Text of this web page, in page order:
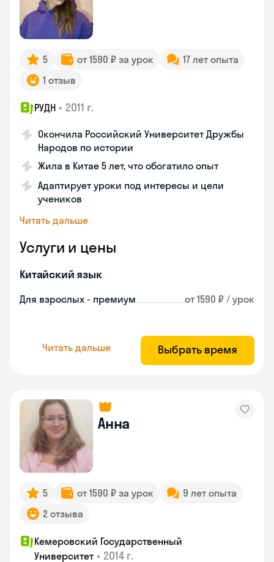
5 от 1590 ₽ за урок
17 лет опыта
1 отзыв
РУДН • 2011 г.
Окончила Российский Университет Дружбы
Народов по истории
Жила в Китае 5 лет, что обогатило опыт
Адаптирует уроки под интересы и цели
учеников
Читать дальше
Услуги и цены
Китайский язык
Для взрослых - премиум от 1590 ₽ / урок
Читать дальше Выбрать время
Анна
5 от 1590 ₽ за урок
9 лет опыта
2 отзыва
Кемеровский Государственный
Университет • 2014 г.